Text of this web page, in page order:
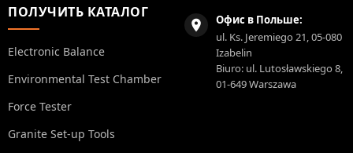
ПОЛУЧИТЬ КАТАЛОГ
Electronic Balance
Environmental Test Chamber
Force Tester
Granite Set-up Tools
Офис в Польше:
ul. Ks. Jeremiego 21, 05-080
Izabelin
Biuro: ul. Lutosławskiego 8,
01-649 Warszawa